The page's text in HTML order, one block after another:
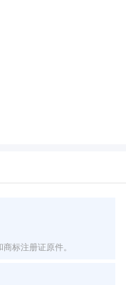
标注册证原件。